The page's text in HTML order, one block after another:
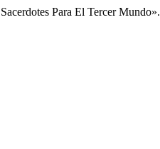
Para El Tercer Mundo».